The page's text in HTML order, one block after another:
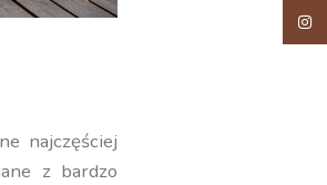
najczęściej
z bardzo